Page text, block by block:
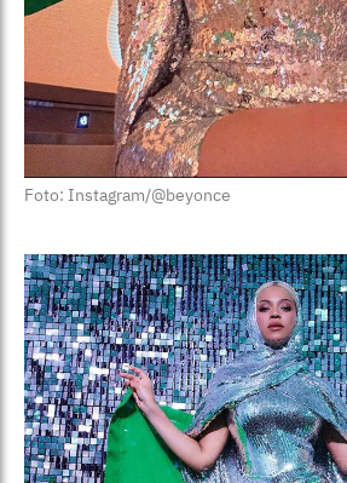
Foto: Instagram/@beyonce